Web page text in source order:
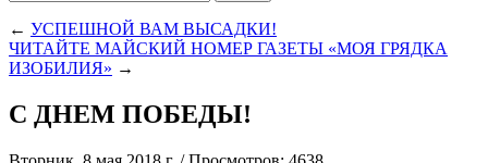
← УСПЕШНОЙ ВАМ ВЫСАДКИ!
ЧИТАЙТЕ МАЙСКИЙ НОМЕР ГАЗЕТЫ «МОЯ ГРЯДКА
ИЗОБИЛИЯ» →
С ДНЕМ ПОБЕДЫ!